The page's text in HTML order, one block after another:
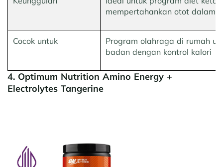
mempertahankan otot dalam
Cocok untuk
Program olahraga di rumah
badan dengan kontrol kalori
4. Optimum Nutrition Amino Energy +
Electrolytes Tangerine